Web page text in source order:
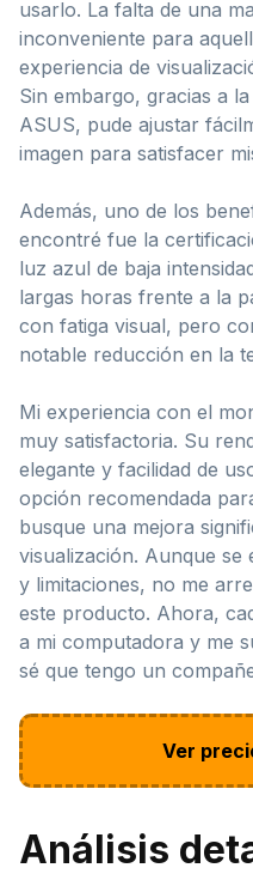
usarlo. La falta de una
inconveniente para
experiencia de
Sin embargo, gracias a
ASUS, pude ajustar
imagen para satisfacer
Además, uno de los
encontré fue la
luz azul de baja
largas horas frente a la
con fatiga visual, pero
notable reducción en la
Mi experiencia con el
muy satisfactoria. Su
elegante y facilidad de
opción recomendada
busque una mejora
visualización. Aunque se
y limitaciones, no me
este producto. Ahora,
a mi computadora y me
sé que tengo un
Ver
Análisis